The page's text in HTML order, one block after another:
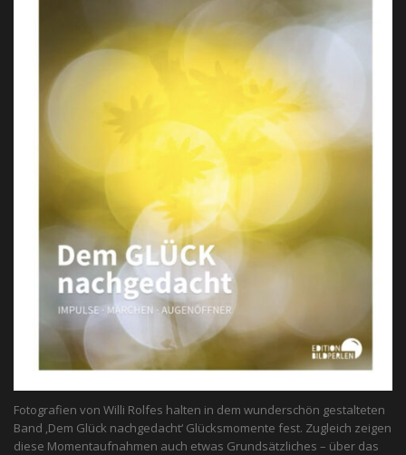
Fotografien von Willi Rolfes halten in dem wunderschön gestalteten
Band ‚Dem Glück nachgedacht‘ Glücksmomente fest. Zugleich zeigen
diese Momentaufnahmen auch etwas Grundsätzliches – über das